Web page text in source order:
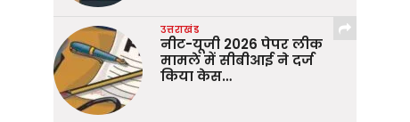
उत्तराखंड
नीट-यूजी 2026 पेपर लीक
मामले में सीबीआई ने दर्ज
किया केस…